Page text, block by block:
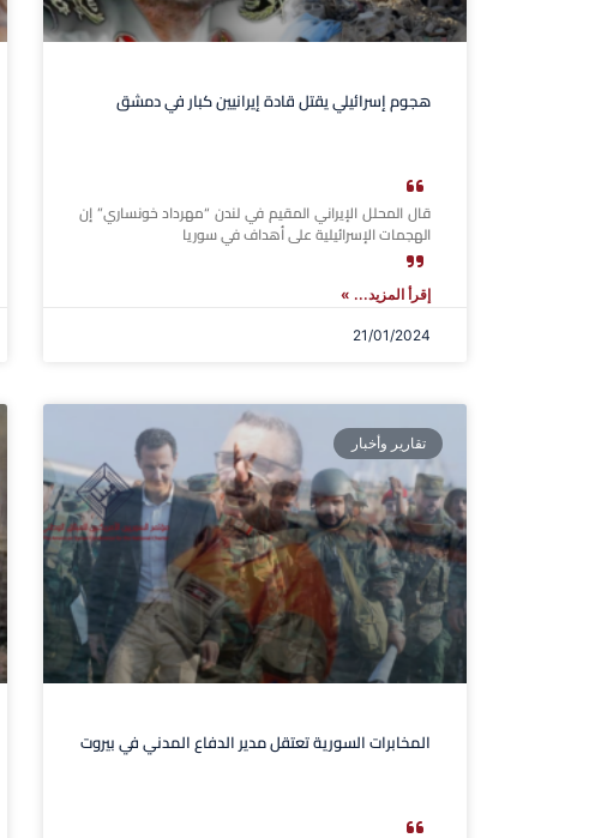
هجوم إسرائيلي يقتل قادة إيرانيين كبار في دمشق
قال المحلل الإيراني المقيم في لندن “مهرداد خونساري” إن
الهجمات الإسرائيلية على أهداف في سوريا
إقرأ المزيد... »
21/01/2024
تقارير وأخبار
المخابرات السورية تعتقل مدير الدفاع المدني في بيروت